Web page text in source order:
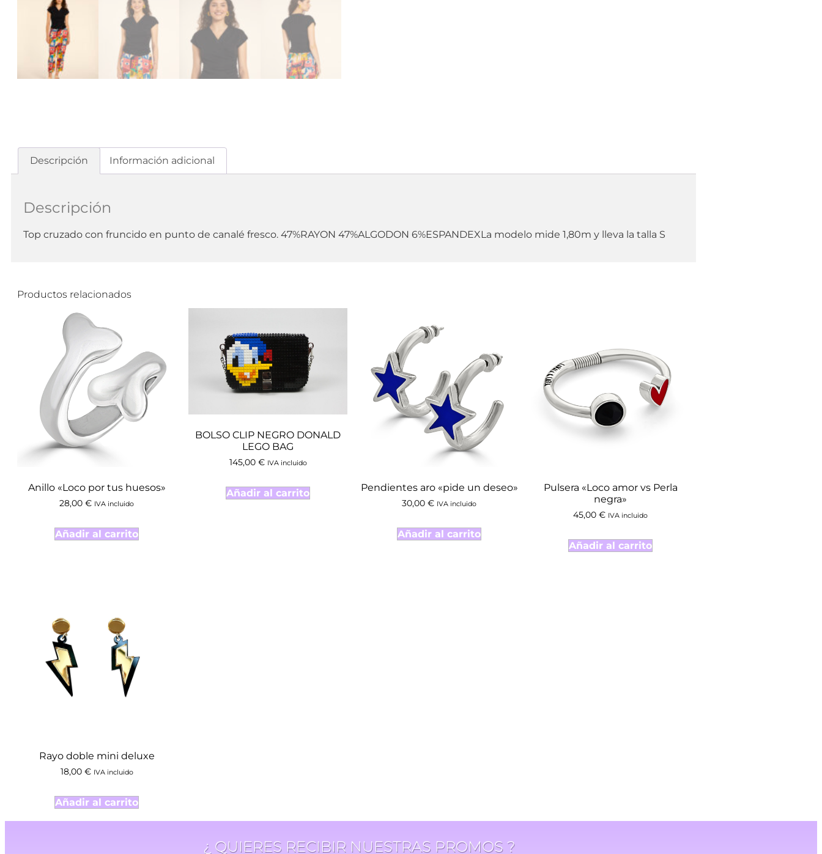
Descripción Información adicional
Descripción
Top cruzado con fruncido en punto de canalé fresco. 47%RAYON 47%ALGODON 6%ESPANDEXLa modelo mide 1,80m y lleva la talla S
Productos relacionados
Anillo «Loco por tus huesos»
28,00 € IVA incluido
Añadir al carrito
BOLSO CLIP NEGRO DONALD
LEGO BAG
145,00 € IVA incluido
Añadir al carrito Pendientes aro «pide un deseo»
30,00 € IVA incluido
Añadir al carrito
Pulsera «Loco amor vs Perla
negra»
45,00 € IVA incluido
Añadir al carrito
Rayo doble mini deluxe
18,00 € IVA incluido
Añadir al carrito
¿ QUIERES RECIBIR NUESTRAS PROMOS ?